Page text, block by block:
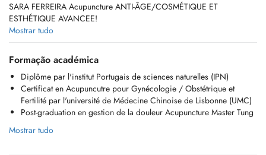
SARA FERREIRA Acupuncture ANTI-ÂGE/COSMÉTIQUE ET
ESTHÉTIQUE AVANCEE!
LES ASSURANCES PRIVÉES REMBOURSENT 80% DU COÛT DES
CONSULTATIONS.
Nous nous engageons à fournir des traitements complémentaires avec
des résultats significatifs, en utilisant une approche intégrative de la
Médecine Orientale.
Nous vous rappelons que les séances sont modifiables, annulables sur
Mostrar tudo
Formação académica
Diplôme par l'institut Portugais de sciences naturelles (IPN)
Certificat en Acupuncutre pour Gynécologie / Obstétrique et
Fertilité par l'université de Médecine Chinoise de Lisbonne (UMC)
Post-graduation en gestion de la douleur Acupuncture Master Tung
Mostrar tudo